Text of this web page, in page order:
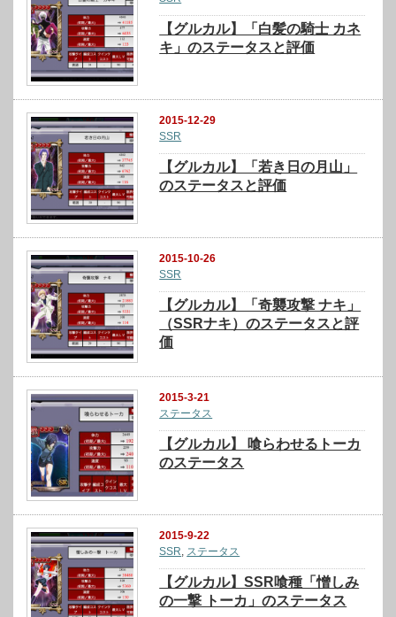
【グルカル】「白髪の騎士 カネ
キ」のステータスと評価
2015-12-29
SSR
【グルカル】「若き日の月山」
のステータスと評価
2015-10-26
SSR
【グルカル】「奇襲攻撃 ナキ」
（SSRナキ）のステータスと評
価
2015-3-21
ステータス
【グルカル】 喰らわせるトーカ
のステータス
2015-9-22
SSR, ステータス
【グルカル】SSR喰種「憎しみ
の一撃 トーカ」のステータス